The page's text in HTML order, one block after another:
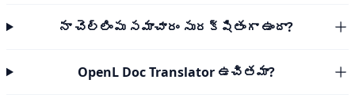
నా చెల్లింపు సమాచారం సురక్షితంగా ఉందా?
OpenL Doc Translator ఉచితమా?